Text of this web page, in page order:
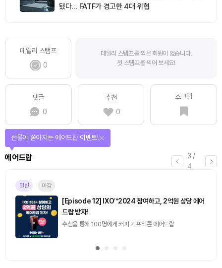
됐다… FATF가 경고한 4대 위협
데일리 스탬프
0
데일리 스탬프를 찍은 회원이 없습니다.
첫 스탬프를 찍어 보세요!
댓글
0
추천
0
스크랩
3 /
4
에어드랍
선물이 쏟아지는 에어드랍 이벤트!
일반 마감
[Episode 12] IXO™2024 참여하고, 2억원 상당 에어
드랍 받자!
추첨을 통해 100명에게 커피 기프티콘 에어드랍